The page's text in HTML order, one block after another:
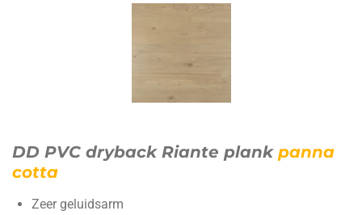
DD PVC dryback Riante plank panna
cotta
Zeer geluidsarm